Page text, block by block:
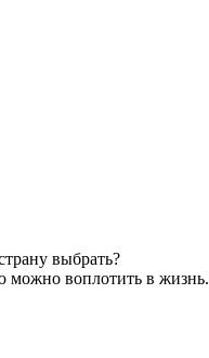
выбрать?
можно воплотить в жизнь.